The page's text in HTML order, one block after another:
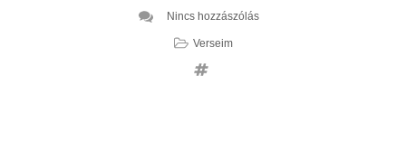
Nincs hozzászólás
Verseim